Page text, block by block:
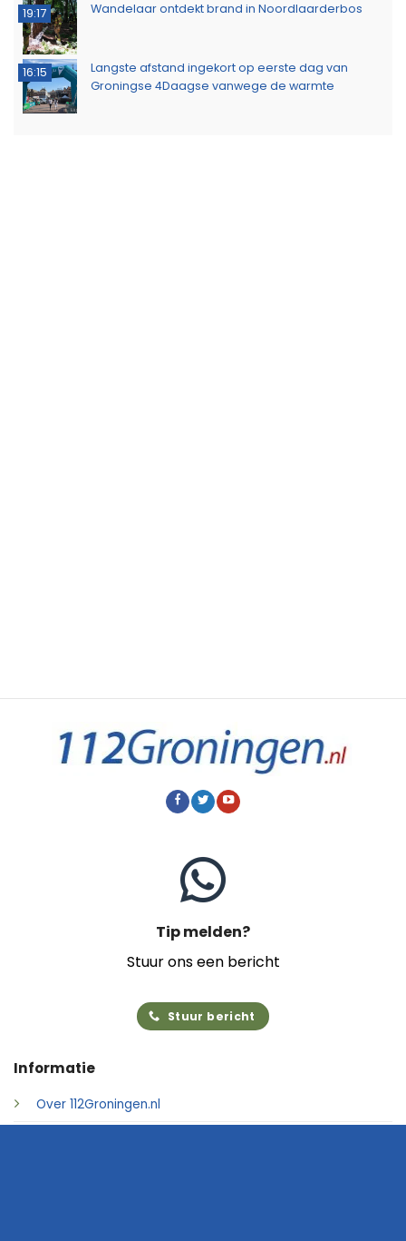
19:17 Wandelaar ontdekt brand in Noordlaarderbos
16:15
Langste afstand ingekort op eerste dag van
Groningse 4Daagse vanwege de warmte
Informatie
Over 112Groningen.nl
Tip melden?
Stuur ons een bericht
Stuur bericht